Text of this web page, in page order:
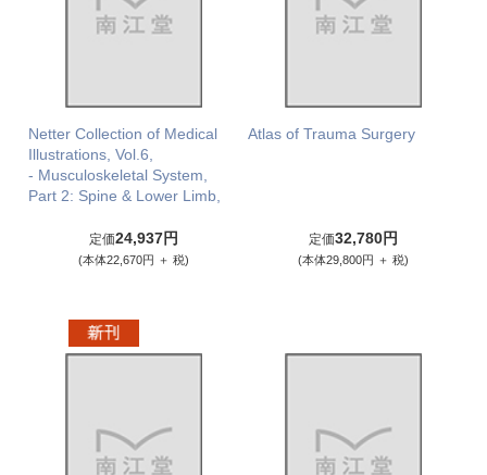
Netter Collection of Medical
Illustrations, Vol.6,
- Musculoskeletal System,
Part 2: Spine & Lower Limb,
定価24,937円
(本体22,670円 ＋ 税)
Atlas of Trauma Surgery
定価32,780円
(本体29,800円 ＋ 税)